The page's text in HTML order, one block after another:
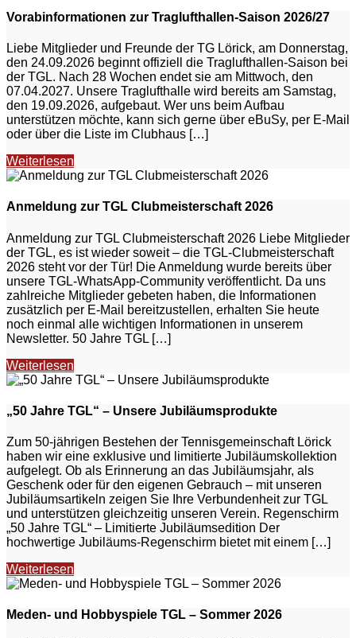
Vorabinformationen zur Traglufthallen-Saison 2026/27
Liebe Mitglieder und Freunde der TG Lörick, am Donnerstag,
den 24.09.2026 beginnt offiziell die Traglufthallen-Saison bei
der TGL. Nach 28 Wochen endet sie am Mittwoch, den
07.04.2027. Unsere Traglufthalle wird bereits am Samstag,
den 19.09.2026, aufgebaut. Wer uns beim Aufbau
unterstützen möchte, kann sich gerne über eBuSy, per E-Mail
oder über die Liste im Clubhaus […]
Weiterlesen
Anmeldung zur TGL Clubmeisterschaft 2026
Anmeldung zur TGL Clubmeisterschaft 2026 Liebe Mitglieder
der TGL, es ist wieder soweit – die TGL-Clubmeisterschaft
2026 steht vor der Tür! Die Anmeldung wurde bereits über
unsere TGL-WhatsApp-Community veröffentlicht. Da uns
zahlreiche Mitglieder gebeten haben, die Informationen
zusätzlich per E-Mail bereitzustellen, erhalten Sie heute
noch einmal alle wichtigen Informationen in unserem
Newsletter. 50 Jahre TGL […]
Weiterlesen
„50 Jahre TGL“ – Unsere Jubiläumsprodukte
Zum 50-jährigen Bestehen der Tennisgemeinschaft Lörick
haben wir eine exklusive und limitierte Jubiläumskollektion
aufgelegt. Ob als Erinnerung an das Jubiläumsjahr, als
Geschenk oder für den eigenen Gebrauch – mit unseren
Jubiläumsartikeln zeigen Sie Ihre Verbundenheit zur TGL
und unterstützen gleichzeitig unseren Verein. Regenschirm
„50 Jahre TGL“ – Limitierte Jubiläumsedition Der
hochwertige Jubiläums-Regenschirm bietet mit einem […]
Weiterlesen
Meden- und Hobbyspiele TGL – Sommer 2026